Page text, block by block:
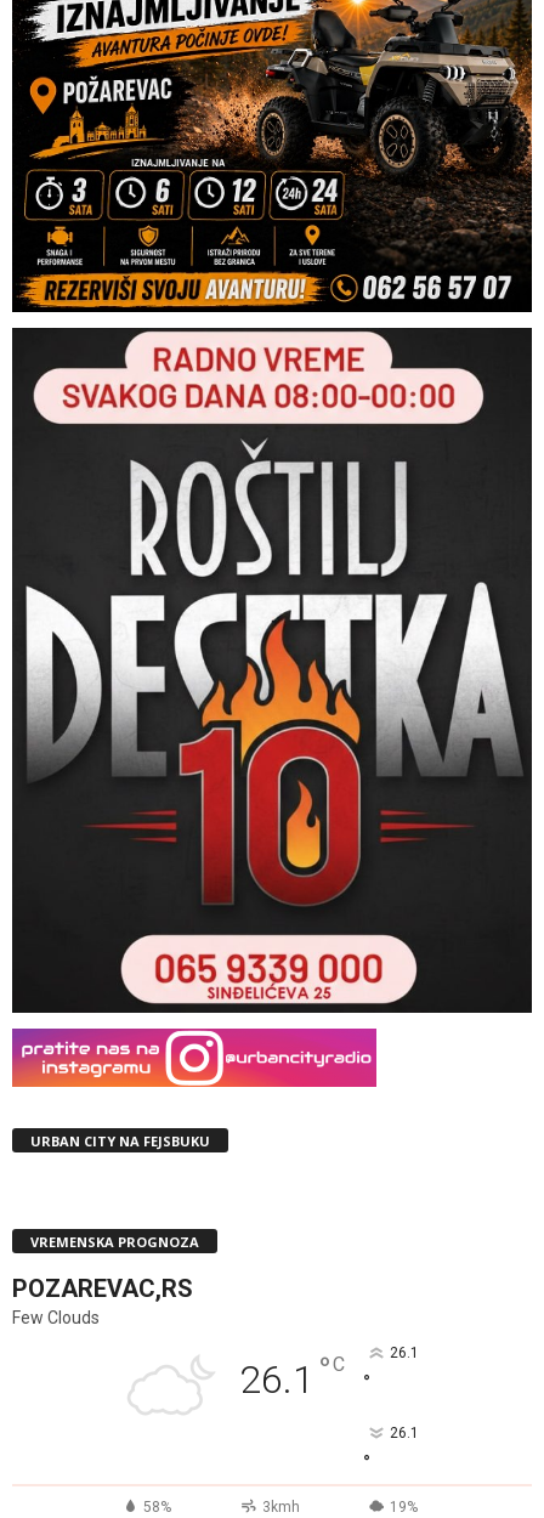
URBAN CITY NA FEJSBUKU
VREMENSKA PROGNOZA
POZAREVAC,RS
Few Clouds
26.1 °C 26.1
°
26.1
°
58% 3kmh 19%